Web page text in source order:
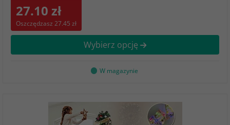
27.10 zł
Oszczędzasz 27.45 zł
Wybierz opcję
W magazynie